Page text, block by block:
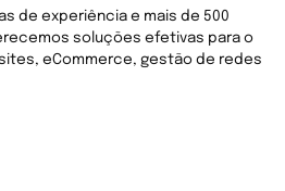
de experiência e mais de 500
soluções efetivas para o
eCommerce, gestão de redes